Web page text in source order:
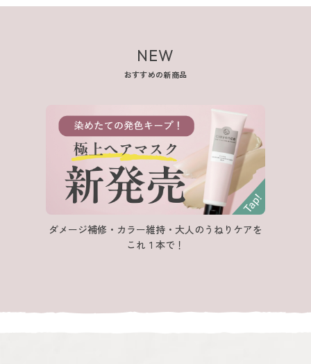
商品の使い方
特集 & コラム
あしたの美肌 | 美容情報を発信・キレイをサポートするWebメデ
NEW
おすすめの新商品
ダメージ補修・カラー維持・大人のうねりケアを
これ１本で！